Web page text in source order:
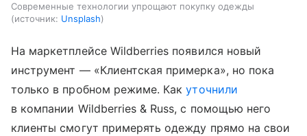
Современные технологии упрощают покупку одежды
источник: Unsplash
На маркетплейсе Wildberries появился новый
инструмент — «Клиентская примерка», но пока
только в пробном режиме. Какуточнили
в компании Wildberries & Russ, с помощью него
клиенты смогут примерять одежду прямо на свои